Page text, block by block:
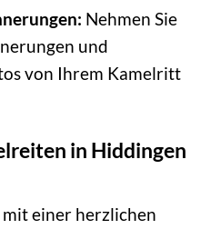
Nehmen Sie
und
von Ihrem Kamelritt
in Hiddingen
einer herzlichen